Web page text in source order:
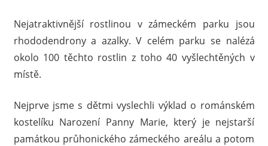
Nejatraktivnější rostlinou v zámeckém parku jsou
rhododendrony a azalky. V celém parku se nalézá
okolo 100 těchto rostlin z toho 40 vyšlechtěných v
místě.
Nejprve jsme s dětmi vyslechli výklad o románském
kostelíku Narození Panny Marie, který je nejstarší
památkou průhonického zámeckého areálu a potom